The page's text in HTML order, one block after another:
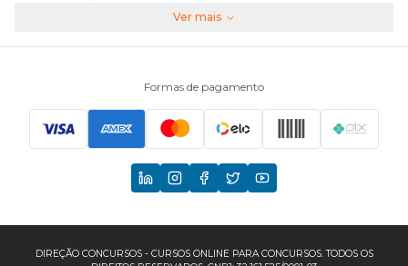
Principais Concursos
Ver mais
Formas de pagamento
DIREÇÃO CONCURSOS - CURSOS ONLINE PARA CONCURSOS. TODOS OS